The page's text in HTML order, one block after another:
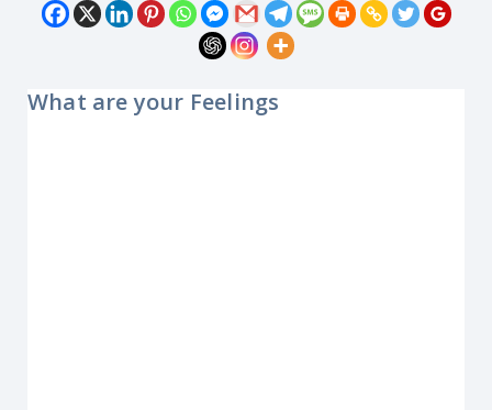
What are your Feelings